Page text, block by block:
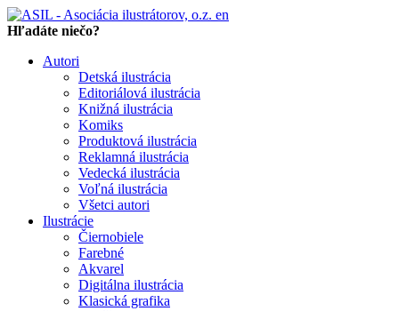
en
Hľadáte niečo?
Autori
Detská ilustrácia
Editoriálová ilustrácia
Knižná ilustrácia
Komiks
Produktová ilustrácia
Reklamná ilustrácia
Vedecká ilustrácia
Voľná ilustrácia
Všetci autori
Ilustrácie
Čiernobiele
Farebné
Akvarel
Digitálna ilustrácia
Klasická grafika